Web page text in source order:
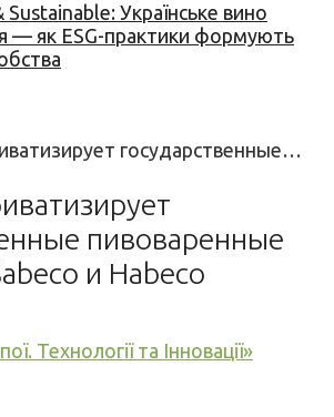
Українське вино
— як ESG-практики формують
государственные…
пивоваренные
и Habeco
Технології та Інновації»